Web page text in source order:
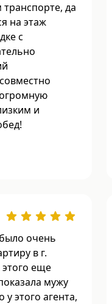
да
на этаж
с
и
очень
в г.
этого еще
мужу
этого агента,